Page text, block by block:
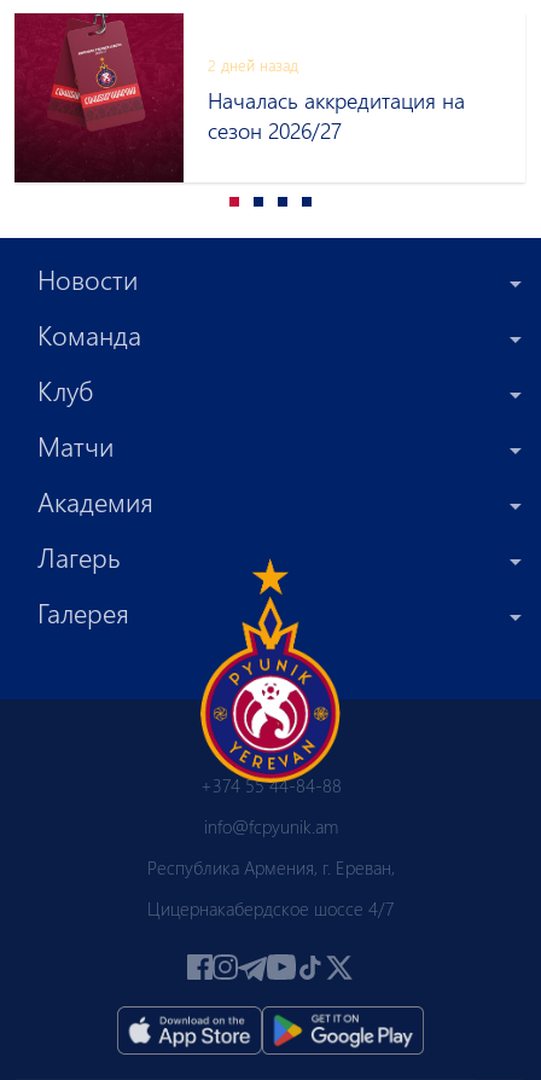
2 дней назад
Началась аккредитация на
сезон 2026/27
Новости
Команда
Клуб
Матчи
Академия
Лагерь
Галерея
+374 55 44-84-88
info@fcpyunik.am
Республика Армения, г. Ереван,
Цицернакабердское шоссе 4/7